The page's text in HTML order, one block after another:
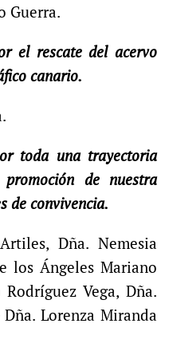
Guerra.
el rescate del acervo
canario.
toda una trayectoria
de nuestra
de convivencia.
Dña. Nemesia
los Ángeles Mariano
Vega, Dña.
Lorenza Miranda